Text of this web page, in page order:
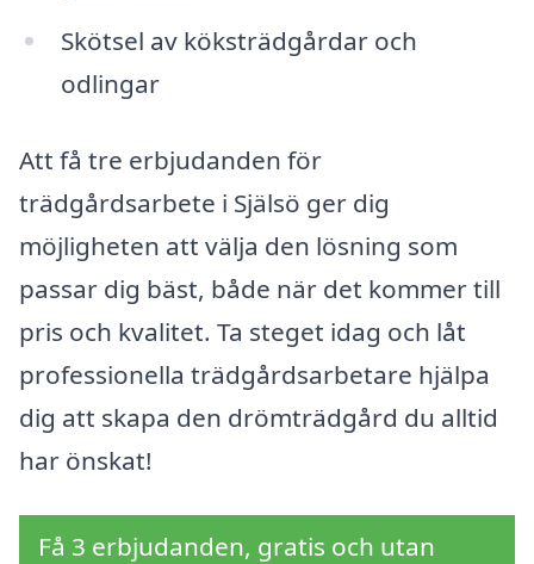
Skötsel av köksträdgårdar och
odlingar
Att få tre erbjudanden för
trädgårdsarbete i Själsö ger dig
möjligheten att välja den lösning som
passar dig bäst, både när det kommer till
pris och kvalitet. Ta steget idag och låt
professionella trädgårdsarbetare hjälpa
dig att skapa den drömträdgård du alltid
har önskat!
Få 3 erbjudanden, gratis och utan